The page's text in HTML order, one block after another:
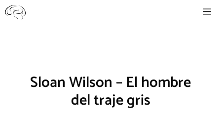
Saltar
al
Sloan Wilson – El hombre
del traje gris